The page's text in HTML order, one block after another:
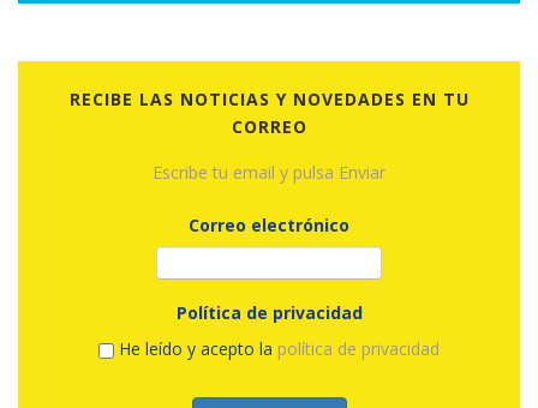
RECIBE LAS NOTICIAS Y NOVEDADES EN TU
CORREO
Escribe tu email y pulsa Enviar
Correo electrónico
Política de privacidad
He leído y acepto la política de privacidad